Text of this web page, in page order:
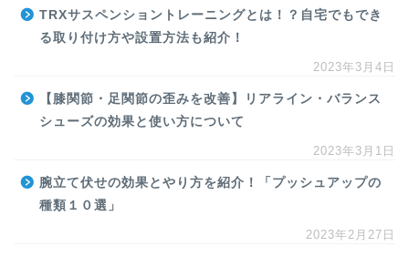
TRXサスペンショントレーニングとは！？自宅でもでき
る取り付け方や設置方法も紹介！
2023年3月4日
【膝関節・足関節の歪みを改善】リアライン・バランス
シューズの効果と使い方について
2023年3月1日
腕立て伏せの効果とやり方を紹介！「プッシュアップの
種類１０選」
2023年2月27日